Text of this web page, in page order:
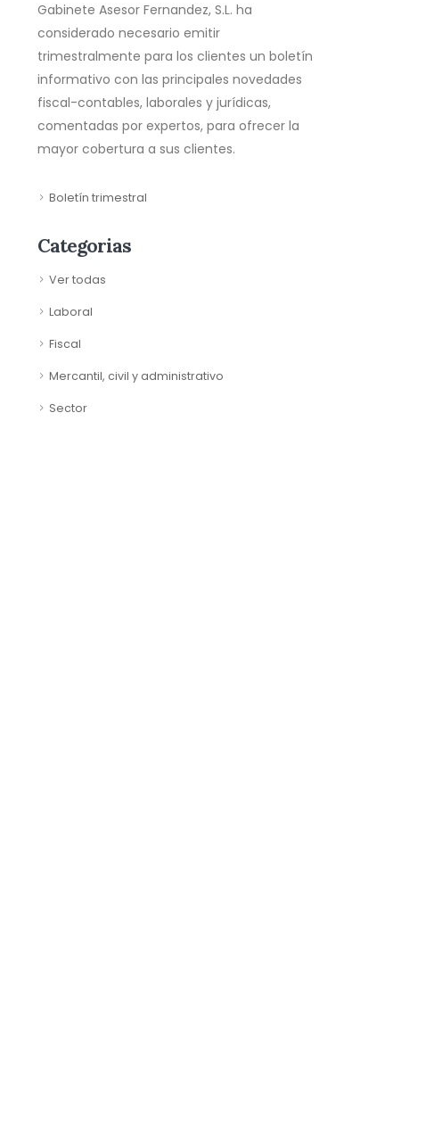
Gabinete Asesor Fernandez, S.L. ha
considerado necesario emitir
trimestralmente para los clientes un boletín
informativo con las principales novedades
fiscal-contables, laborales y jurídicas,
comentadas por expertos, para ofrecer la
mayor cobertura a sus clientes.
Boletín trimestral
Categorias
Ver todas
Laboral
Fiscal
Mercantil, civil y administrativo
Sector